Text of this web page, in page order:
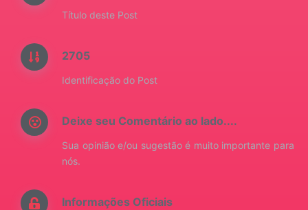
Título deste Post
2705
Identificação do Post
Deixe seu Comentário ao lado....
Sua opinião e/ou sugestão é muito importante para
nós.
Informações Oficiais